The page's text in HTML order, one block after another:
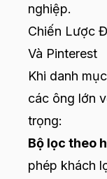
nghiệp.
Chiến Lược
Và Pinterest
Khi danh
các ông lớn
trọng:
Bộ lọc theo
phép khách